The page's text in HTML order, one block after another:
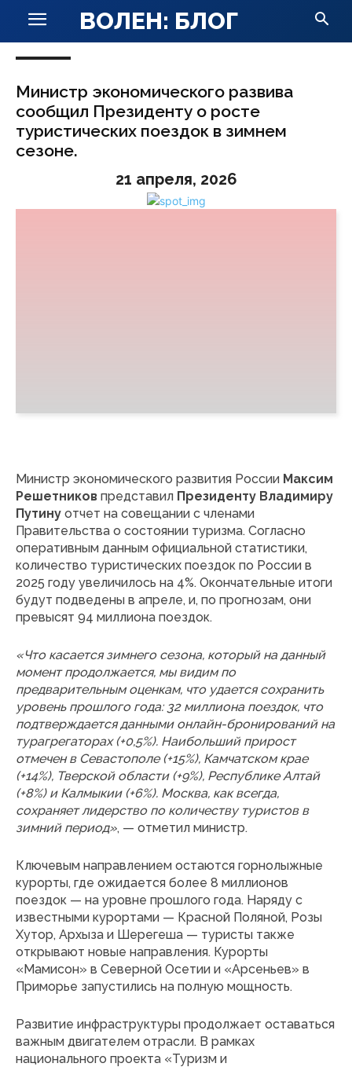
ВОЛЕН: БЛОГ
Министр экономического развива
сообщил Президенту о росте
туристических поездок в зимнем
сезоне.
21 апреля, 2026
Министр экономического развития России Максим
Решетников представил Президенту Владимиру
Путину отчет на совещании с членами
Правительства о состоянии туризма. Согласно
оперативным данным официальной статистики,
количество туристических поездок по России в
2025 году увеличилось на 4%. Окончательные итоги
будут подведены в апреле, и, по прогнозам, они
превысят 94 миллиона поездок.
«Что касается зимнего сезона, который на данный
момент продолжается, мы видим по
предварительным оценкам, что удается сохранить
уровень прошлого года: 32 миллиона поездок, что
подтверждается данными онлайн-бронирований на
турагрегаторах (+0,5%). Наибольший прирост
отмечен в Севастополе (+15%), Камчатском крае
(+14%), Тверской области (+9%), Республике Алтай
(+8%) и Калмыкии (+6%). Москва, как всегда,
сохраняет лидерство по количеству туристов в
зимний период», — отметил министр.
Ключевым направлением остаются горнолыжные
курорты, где ожидается более 8 миллионов
поездок — на уровне прошлого года. Наряду с
известными курортами — Красной Поляной, Розы
Хутор, Архыза и Шерегеша — туристы также
открывают новые направления. Курорты
«Мамисон» в Северной Осетии и «Арсеньев» в
Приморье запустились на полную мощность.
Развитие инфраструктуры продолжает оставаться
важным двигателем отрасли. В рамках
национального проекта «Туризм и